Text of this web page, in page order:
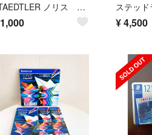
STAEDTLER ノリス 消せる色鉛筆 ２４色
1,000 ¥4,500